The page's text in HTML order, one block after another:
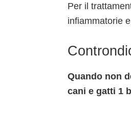
Per il
infiammatorie
Quando non
cani e gatti 1